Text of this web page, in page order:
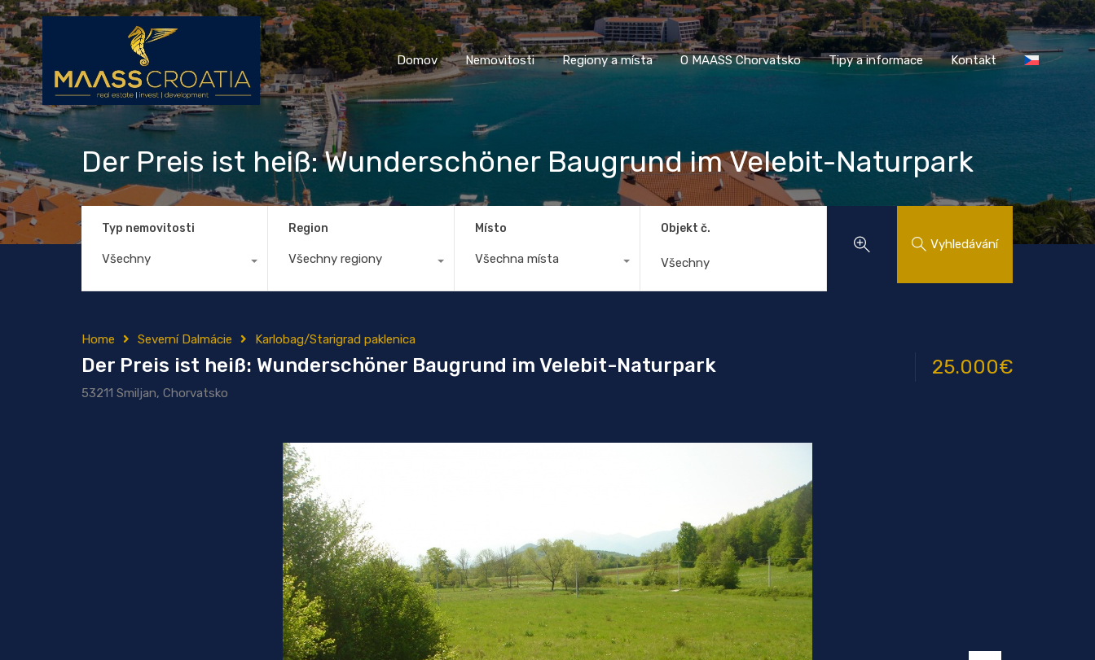
Domov Nemovitosti Regiony a místa O MAASS Chorvatsko Tipy a informace Kontakt
Domov Nemovitosti Regiony a místa O MAASS Chorvatsko Tipy a informace Kontakt
Der Preis ist heiß: Wunderschöner Baugrund im Velebit-Naturpark
Typ nemovitosti
Všechny
Region
Všechny regiony
Místo
Všechna místa
Objekt č.
Vyhledávání
Home Severní Dalmácie Karlobag/Starigrad paklenica
Der Preis ist heiß: Wunderschöner Baugrund im Velebit-Naturpark
53211 Smiljan, Chorvatsko
25.000€